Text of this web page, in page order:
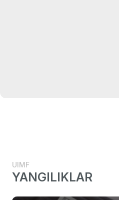
UIMF
YANGILIKLAR